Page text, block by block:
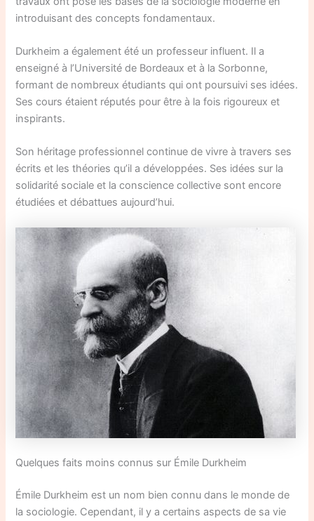
introduisant des concepts fondamentaux.
Durkheim a également été un professeur influent. Il a
enseigné à l’Université de Bordeaux et à la Sorbonne,
formant de nombreux étudiants qui ont poursuivi ses idées.
Ses cours étaient réputés pour être à la fois rigoureux et
inspirants.
Son héritage professionnel continue de vivre à travers ses
écrits et les théories qu’il a développées. Ses idées sur la
solidarité sociale et la conscience collective sont encore
étudiées et débattues aujourd’hui.
Quelques faits moins connus sur Émile Durkheim
Émile Durkheim est un nom bien connu dans le monde de
la sociologie. Cependant, il y a certains aspects de sa vie